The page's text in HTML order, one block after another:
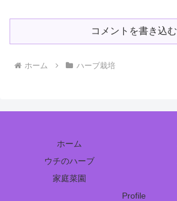
コメントを書き込む
ホーム ハーブ栽培
ホーム
ウチのハーブ
家庭菜園
Profile